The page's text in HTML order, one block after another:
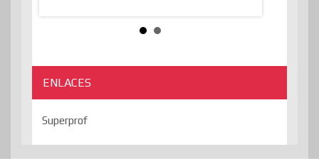
ENLACES
Superprof